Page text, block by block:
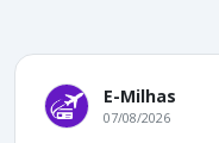
E-Milhas
07/08/2026